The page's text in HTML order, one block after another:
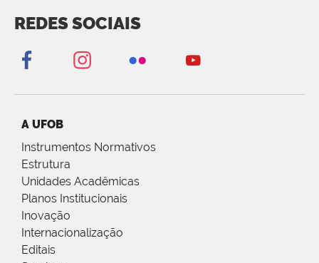
REDES SOCIAIS
A UFOB
Instrumentos Normativos
Estrutura
Unidades Acadêmicas
Planos Institucionais
Inovação
Internacionalização
Editais